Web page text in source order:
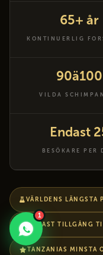
65+ år
KONTINUERLIG
90ä100
VILDA
Endast
BESÖKARE PER
VÄRLDENS LÄNGSTA
ENDAST TILLGÅNG
TANZANIAS MINSTA
1